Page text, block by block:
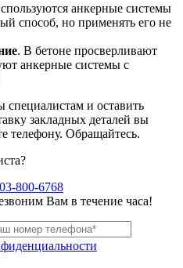
анкерные системы
способ, но применять его не
. В бетоне просверливают
анкерные системы с
специалистам и оставить
закладных деталей вы
телефону. Обращайтесь.
800-6768
Вам в течение часа!